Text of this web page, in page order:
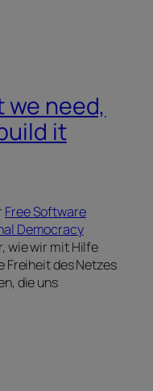
need,
it
Free Software
Democracy
wie wir mit Hilfe
Freiheit des Netzes
die uns